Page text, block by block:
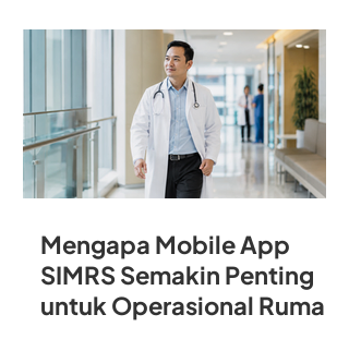
Rumah Sakit
Mengapa Mobile App
SIMRS Semakin Penting
untuk Operasional Rumah